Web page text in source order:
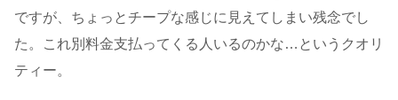
ですが、ちょっとチープな感じに見えてしまい残念でし
た。これ別料金支払ってくる人いるのかな…というクオリ
ティー。